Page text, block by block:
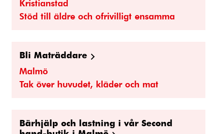
Kristianstad
Stöd till äldre och ofrivilligt ensamma
Bli Maträddare
Malmö
Tak över huvudet, kläder och mat
Bärhjälp och lastning i vår Second